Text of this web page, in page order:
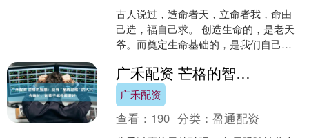
古人说过，造命者天，立命者我，命由
己造，福自己求。 创造生命的，是老天
爷。而奠定生命基础的，是我们自己。
自己。 毕竟，三分天注.... 广禾配资 芒格的智慧：没有“系统思维”的人只会瞎忙，这辈子都很难混好
广禾配资
查看： 190 分类：盈通配资